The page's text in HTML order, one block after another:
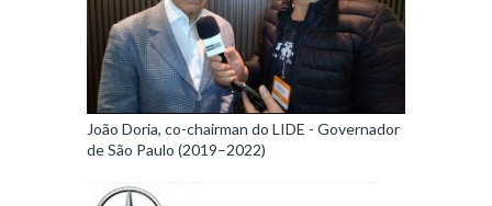
João Doria, co-chairman do LIDE - Governador
de São Paulo (2019–2022)